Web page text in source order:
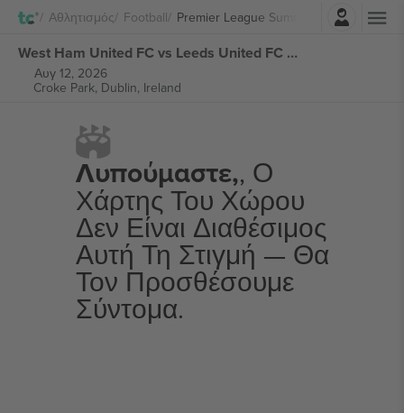
Αθλητισμός Football Premier League Summer Series
Σύνδεση
West Ham United FC vs Leeds United FC Premier League Summer Series εισιτήρια
Αυγ 12, 2026
Croke Park, Dublin, Ireland
Λυπούμαστε,, Ο
Χάρτης Του Χώρου
Δεν Είναι Διαθέσιμος
Αυτή Τη Στιγμή — Θα
Τον Προσθέσουμε
Σύντομα.